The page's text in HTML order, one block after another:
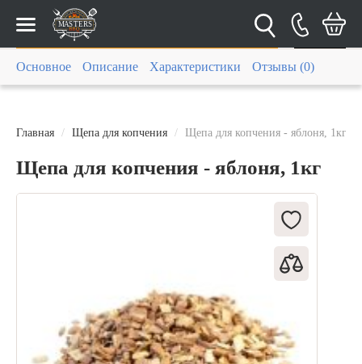
Каталог
Главная Щепа для копчения Щепа для копчения - яблоня, 1кг
Щепа для копчения - яблоня, 1кг
Основное Описание Характеристики Отзывы (0)